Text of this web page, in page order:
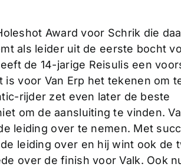
Award voor Schrik die
als leider uit de eerste bocht
de 14-jarige Reisulis een
voor Van Erp het tekenen om
rijder zet even later de beste
om de aansluiting te vinden.
leiding over te nemen. Met
leiding over en hij wint ook de
over de finish voor Valk. Ook